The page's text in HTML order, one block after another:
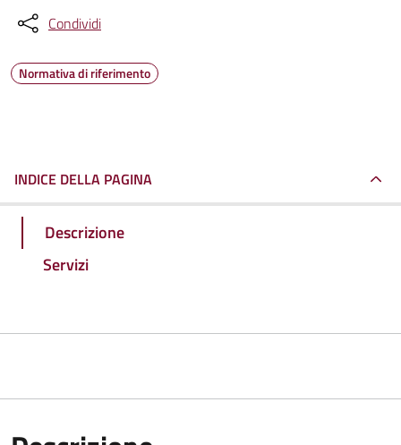
Condividi
Normativa di riferimento
INDICE DELLA PAGINA
Descrizione
Servizi